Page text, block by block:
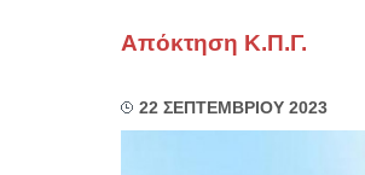
Απόκτηση Κ.Π.Γ.
22 ΣΕΠΤΕΜΒΡΙΟΥ 2023